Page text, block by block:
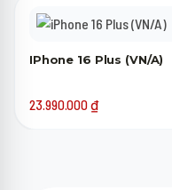
IPhone 16 Plus (VN/A)
23.990.000₫